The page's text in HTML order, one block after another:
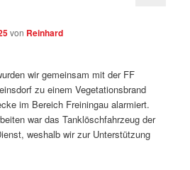
von Reinhard
wir gemeinsam mit der FF
zu einem Vegetationsbrand
im Bereich Freiningau alarmiert.
war das Tanklöschfahrzeug der
weshalb wir zur Unterstützung